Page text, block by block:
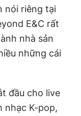
nói riêng tại
E&C rất
nhà sản
những cái
đầu cho live
nhạc K-pop,